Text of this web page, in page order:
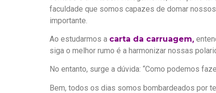
faculdade que somos capazes de domar
importante.
Ao estudarmos a carta da carruagem,
siga o melhor rumo é a harmonizar nossas
No entanto, surge a dúvida: “Como podemos
Bem, todos os dias somos bombardeados por